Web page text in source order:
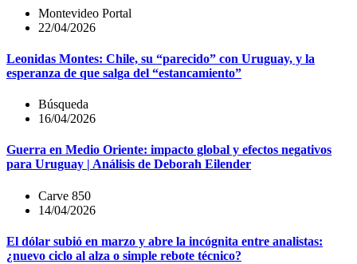
Montevideo Portal
22/04/2026
Leonidas Montes: Chile, su “parecido” con Uruguay, y la
esperanza de que salga del “estancamiento”
Búsqueda
16/04/2026
Guerra en Medio Oriente: impacto global y efectos negativos
para Uruguay | Análisis de Deborah Eilender
Carve 850
14/04/2026
El dólar subió en marzo y abre la incógnita entre analistas:
¿nuevo ciclo al alza o simple rebote técnico?